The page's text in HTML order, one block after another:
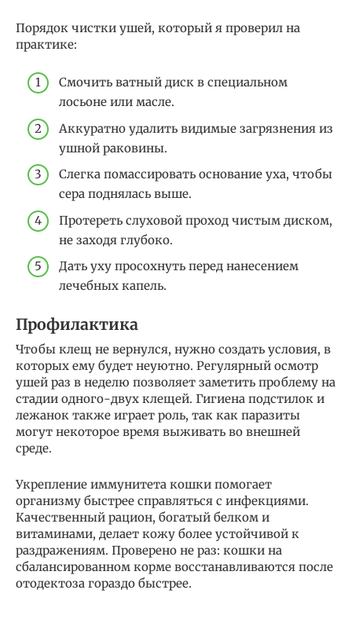
Порядок чистки ушей, который я проверил на
практике:
Смочить ватный диск в специальном
лосьоне или масле.
Аккуратно удалить видимые загрязнения из
ушной раковины.
Слегка помассировать основание уха, чтобы
сера поднялась выше.
Протереть слуховой проход чистым диском,
не заходя глубоко.
Дать уху просохнуть перед нанесением
лечебных капель.
Профилактика
Чтобы клещ не вернулся, нужно создать условия, в
которых ему будет неуютно. Регулярный осмотр
ушей раз в неделю позволяет заметить проблему на
стадии одного-двух клещей. Гигиена подстилок и
лежанок также играет роль, так как паразиты
могут некоторое время выживать во внешней
среде.
Укрепление иммунитета кошки помогает
организму быстрее справляться с инфекциями.
Качественный рацион, богатый белком и
витаминами, делает кожу более устойчивой к
раздражениям. Проверено не раз: кошки на
сбалансированном корме восстанавливаются после
отодектоза гораздо быстрее.